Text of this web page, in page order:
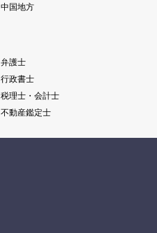
中国地方
弁護士
行政書士
税理士・会計士
不動産鑑定士